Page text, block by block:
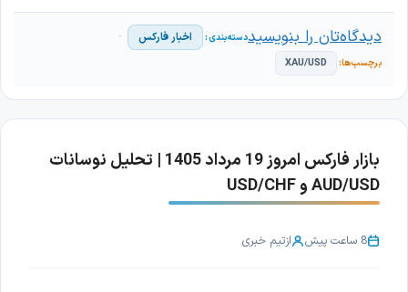
اخبار فارکس
XAU/USD
دیدگاه‌تان را بنویسید
بازار فارکس امروز 19 مرداد 1405 | تحلیل نوسانات
AUD/USD و USD/CHF
8 ساعت پیش ازتیم خبری